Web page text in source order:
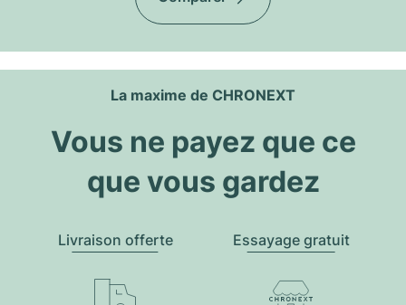
La maxime de CHRONEXT
Vous ne payez que ce
que vous gardez
Livraison offerte Essayage gratuit